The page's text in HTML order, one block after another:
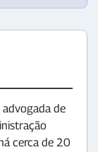
de
cerca de 20